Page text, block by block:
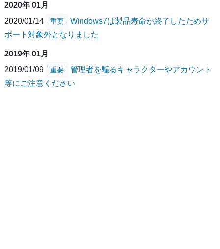
2020年 01月
2020/01/14
重要
Windows7は製品寿命が終了したためサ
ポート対象外となりました
2019年 01月
2019/01/09
重要
管理者を騙るキャラクターやアカウント
等にご注意ください